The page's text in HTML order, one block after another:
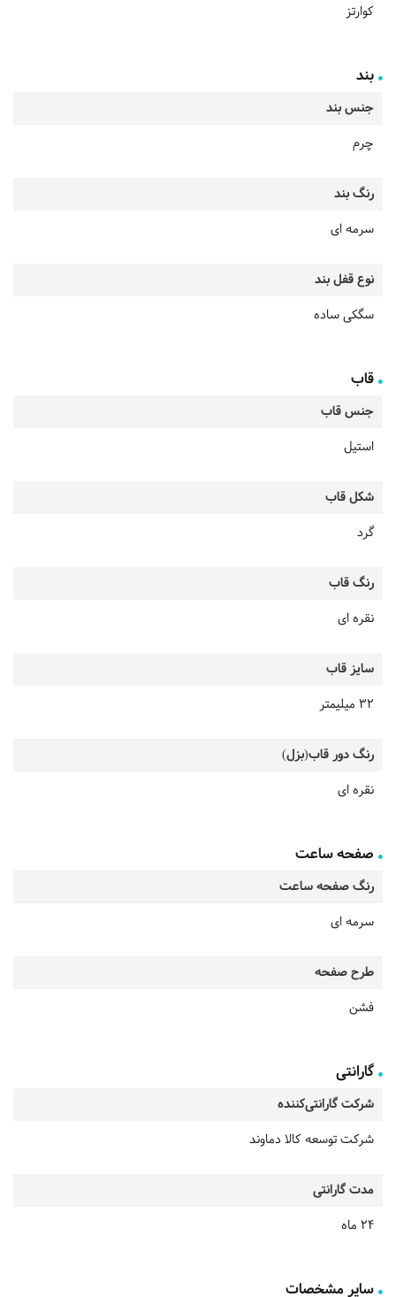
کوارتز
بند
جنس بند
چرم
رنگ بند
سرمه ای
نوع قفل بند
سگکی ساده
قاب
جنس قاب
استیل
شکل قاب
گرد
رنگ قاب
نقره ای
سایز قاب
32 میلیمتر
رنگ دور قاب(بزل)
نقره ای
صفحه ساعت
رنگ صفحه ساعت
سرمه ای
طرح صفحه
فشن
گارانتی
شرکت گارانتی‌کننده
شرکت توسعه کالا دماوند
مدت گارانتی
24 ماه
سایر مشخصات